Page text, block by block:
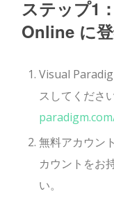
ステップ1
Online に
Visual
スしてくださ
無料アカウン
カウントをお
い。